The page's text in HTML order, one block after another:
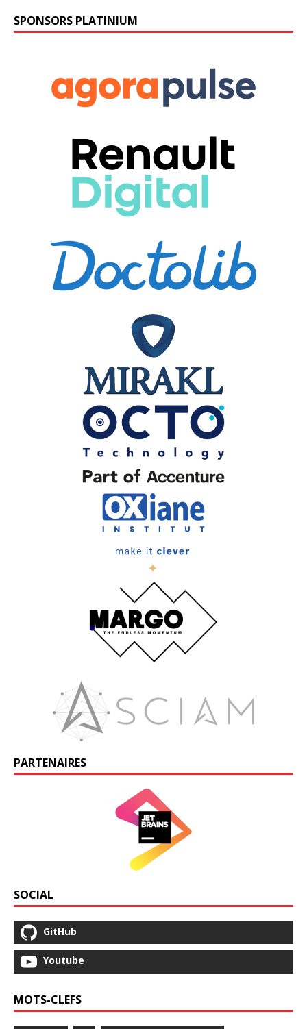
SPONSORS PLATINIUM
PARTENAIRES
SOCIAL
GitHub
Youtube
MOTS-CLEFS